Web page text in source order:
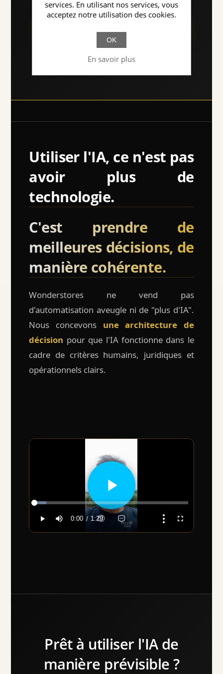
GitHub · Open Architecture · AI Governance
Utiliser l'IA, ce n'est pas
avoir plus de
technologie.
C'est prendre de
meilleures décisions, de
manière cohérente.
Wonderstores ne vend pas
d'automatisation aveugle ni de "plus d'IA".
Nous concevons une architecture de
décision pour que l'IA fonctionne dans le
cadre de critères humains, juridiques et
opérationnels clairs.
Prêt à utiliser l'IA de
manière prévisible ?
services. En utilisant nos services, vous
acceptez notre utilisation des cookies.
OK
En savoir plus